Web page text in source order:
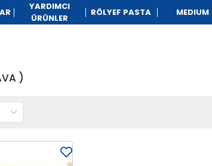
YARDIMCI
ÜRÜNLER
RÖLYEF PASTA MEDIUM
)